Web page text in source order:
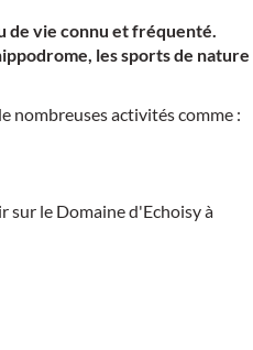
de vie connu et fréquenté.
les sports de nature
nombreuses activités comme :
sur le Domaine d'Echoisy à